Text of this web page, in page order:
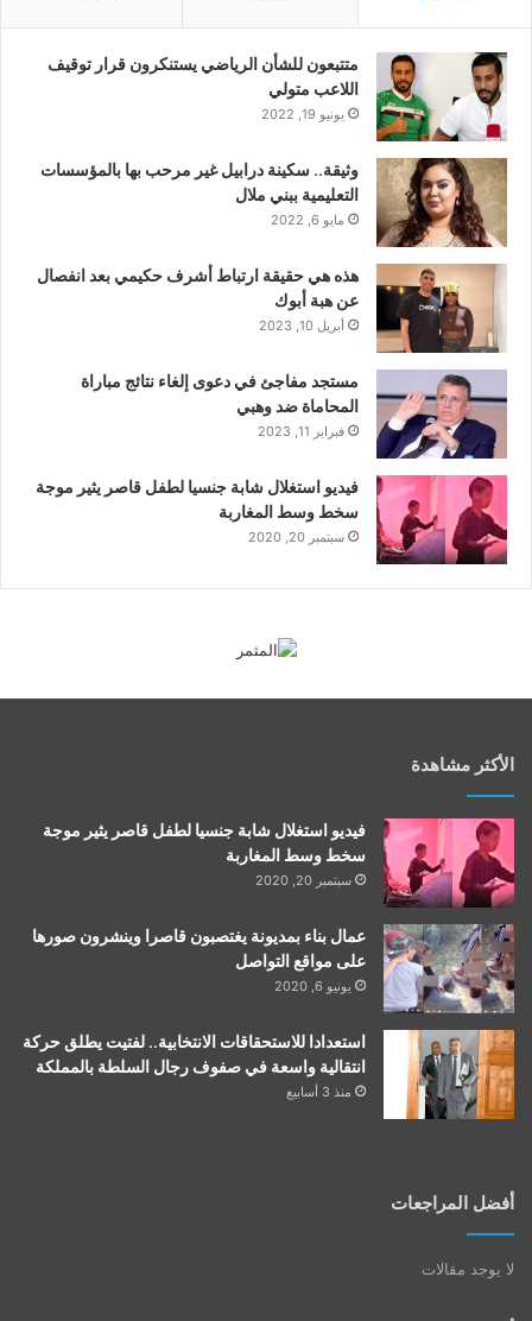
متتبعون للشأن الرياضي يستنكرون قرار توقيف
اللاعب متولي
يونيو 19, 2022
وثيقة.. سكينة درابيل غير مرحب بها بالمؤسسات
التعليمية ببني ملال
مايو 6, 2022
هذه هي حقيقة ارتباط أشرف حكيمي بعد انفصال
عن هبة أبوك
أبريل 10, 2023
مستجد مفاجئ في دعوى إلغاء نتائج مباراة
المحاماة ضد وهبي
فبراير 11, 2023
فيديو استغلال شابة جنسيا لطفل قاصر يثير موجة
سخط وسط المغاربة
سبتمبر 20, 2020
الأكثر مشاهدة
فيديو استغلال شابة جنسيا لطفل قاصر يثير موجة
سخط وسط المغاربة
سبتمبر 20, 2020
عمال بناء بمديونة يغتصبون قاصرا وينشرون صورها
على مواقع التواصل
يونيو 6, 2020
استعدادا للاستحقاقات الانتخابية.. لفتيت يطلق حركة
انتقالية واسعة في صفوف رجال السلطة بالمملكة
منذ 3 أسابيع
أفضل المراجعات
لا يوجد مقالات